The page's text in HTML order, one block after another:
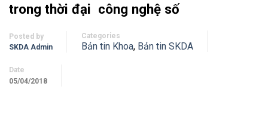
trong thời đại công nghệ số
Posted by
SKDA Admin
Categories
Bản tin Khoa, Bản tin SKDA
Date
05/04/2018